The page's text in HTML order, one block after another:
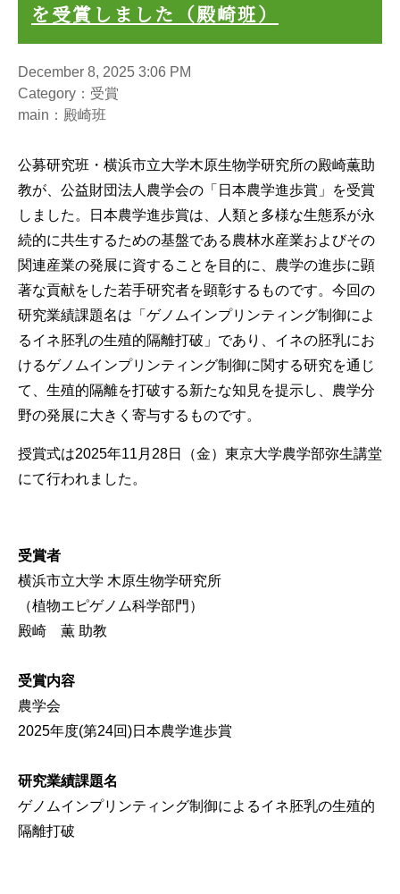
を受賞しました（殿崎班）
December 8, 2025 3:06 PM
Category：受賞
main：殿崎班
公募研究班・横浜市立大学木原生物学研究所の殿崎薫助
教が、公益財団法人農学会の「日本農学進歩賞」を受賞
しました。日本農学進歩賞は、人類と多様な生態系が永
続的に共生するための基盤である農林水産業およびその
関連産業の発展に資することを目的に、農学の進歩に顕
著な貢献をした若手研究者を顕彰するものです。今回の
研究業績課題名は「ゲノムインプリンティング制御によ
るイネ胚乳の生殖的隔離打破」であり、イネの胚乳にお
けるゲノムインプリンティング制御に関する研究を通じ
て、生殖的隔離を打破する新たな知見を提示し、農学分
野の発展に大きく寄与するものです。
授賞式は2025年11月28日（金）東京大学農学部弥生講堂
にて行われました。
受賞者
横浜市立大学 木原生物学研究所
（植物エピゲノム科学部門）
殿崎 薫 助教
受賞内容
農学会
2025年度(第24回)日本農学進歩賞
研究業績課題名
ゲノムインプリンティング制御によるイネ胚乳の生殖的
隔離打破